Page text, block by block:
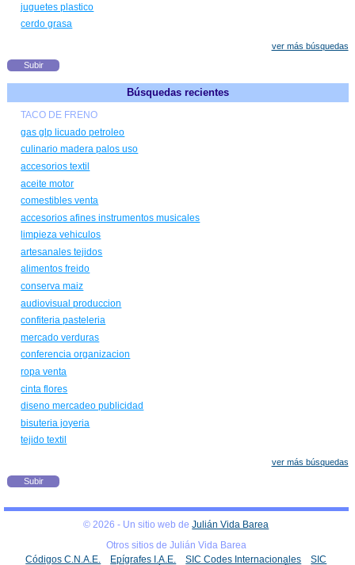
juguetes plastico
cerdo grasa
ver más búsquedas
Subir
Búsquedas recientes
TACO DE FRENO
gas glp licuado petroleo
culinario madera palos uso
accesorios textil
aceite motor
comestibles venta
accesorios afines instrumentos musicales
limpieza vehiculos
artesanales tejidos
alimentos freido
conserva maiz
audiovisual produccion
confiteria pasteleria
mercado verduras
conferencia organizacion
ropa venta
cinta flores
diseno mercadeo publicidad
bisuteria joyeria
tejido textil
ver más búsquedas
Subir
© 2026 - Un sitio web deJulián Vida Barea
Otros sitios de Julián Vida Barea
Códigos C.N.A.E.
Epígrafes I.A.E. SIC Codes Internacionales
SIC